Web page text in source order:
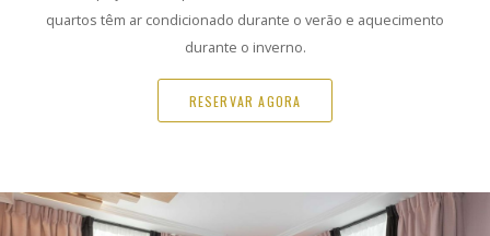
quartos têm ar condicionado durante o verão e aquecimento
durante o inverno.
RESERVAR AGORA